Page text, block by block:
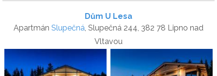
Dům U Lesa
Apartmán Slupečná, Slupečná 244, 382 78 Lipno nad
Vltavou